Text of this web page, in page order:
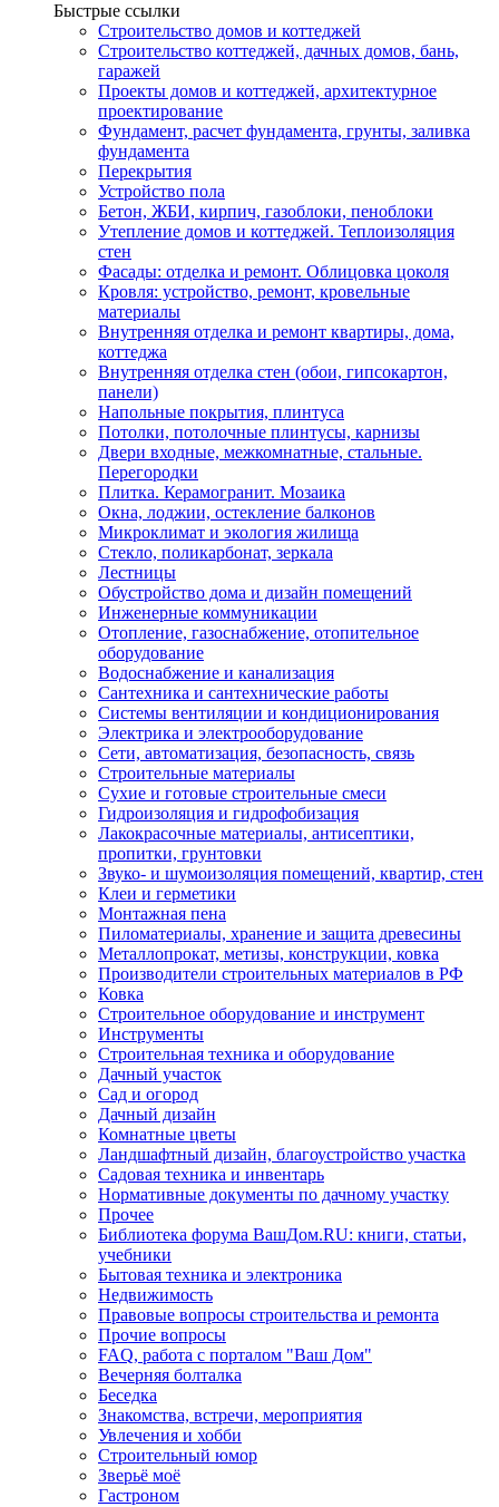
Быстрые ссылки
Строительство домов и коттеджей
Строительство коттеджей, дачных домов, бань,
гаражей
Проекты домов и коттеджей, архитектурное
проектирование
Фундамент, расчет фундамента, грунты, заливка
фундамента
Перекрытия
Устройство пола
Бетон, ЖБИ, кирпич, газоблоки, пеноблоки
Утепление домов и коттеджей. Теплоизоляция
стен
Фасады: отделка и ремонт. Облицовка цоколя
Кровля: устройство, ремонт, кровельные
материалы
Внутренняя отделка и ремонт квартиры, дома,
коттеджа
Внутренняя отделка стен (обои, гипсокартон,
панели)
Напольные покрытия, плинтуса
Потолки, потолочные плинтусы, карнизы
Двери входные, межкомнатные, стальные.
Перегородки
Плитка. Керамогранит. Мозаика
Окна, лоджии, остекление балконов
Микроклимат и экология жилища
Стекло, поликарбонат, зеркала
Лестницы
Обустройство дома и дизайн помещений
Инженерные коммуникации
Отопление, газоснабжение, отопительное
оборудование
Водоснабжение и канализация
Сантехника и сантехнические работы
Системы вентиляции и кондиционирования
Электрика и электрооборудование
Сети, автоматизация, безопасность, связь
Строительные материалы
Сухие и готовые строительные смеси
Гидроизоляция и гидрофобизация
Лакокрасочные материалы, антисептики,
пропитки, грунтовки
Звуко- и шумоизоляция помещений, квартир, стен
Клеи и герметики
Монтажная пена
Пиломатериалы, хранение и защита древесины
Металлопрокат, метизы, конструкции, ковка
Производители строительных материалов в РФ
Ковка
Строительное оборудование и инструмент
Инструменты
Строительная техника и оборудование
Дачный участок
Сад и огород
Дачный дизайн
Комнатные цветы
Ландшафтный дизайн, благоустройство участка
Садовая техника и инвентарь
Нормативные документы по дачному участку
Прочее
Библиотека форума ВашДом.RU: книги, статьи,
учебники
Бытовая техника и электроника
Недвижимость
Правовые вопросы строительства и ремонта
Прочие вопросы
FAQ, работа с порталом "Ваш Дом"
Вечерняя болталка
Беседка
Знакомства, встречи, мероприятия
Увлечения и хобби
Строительный юмор
Зверьё моё
Гастроном